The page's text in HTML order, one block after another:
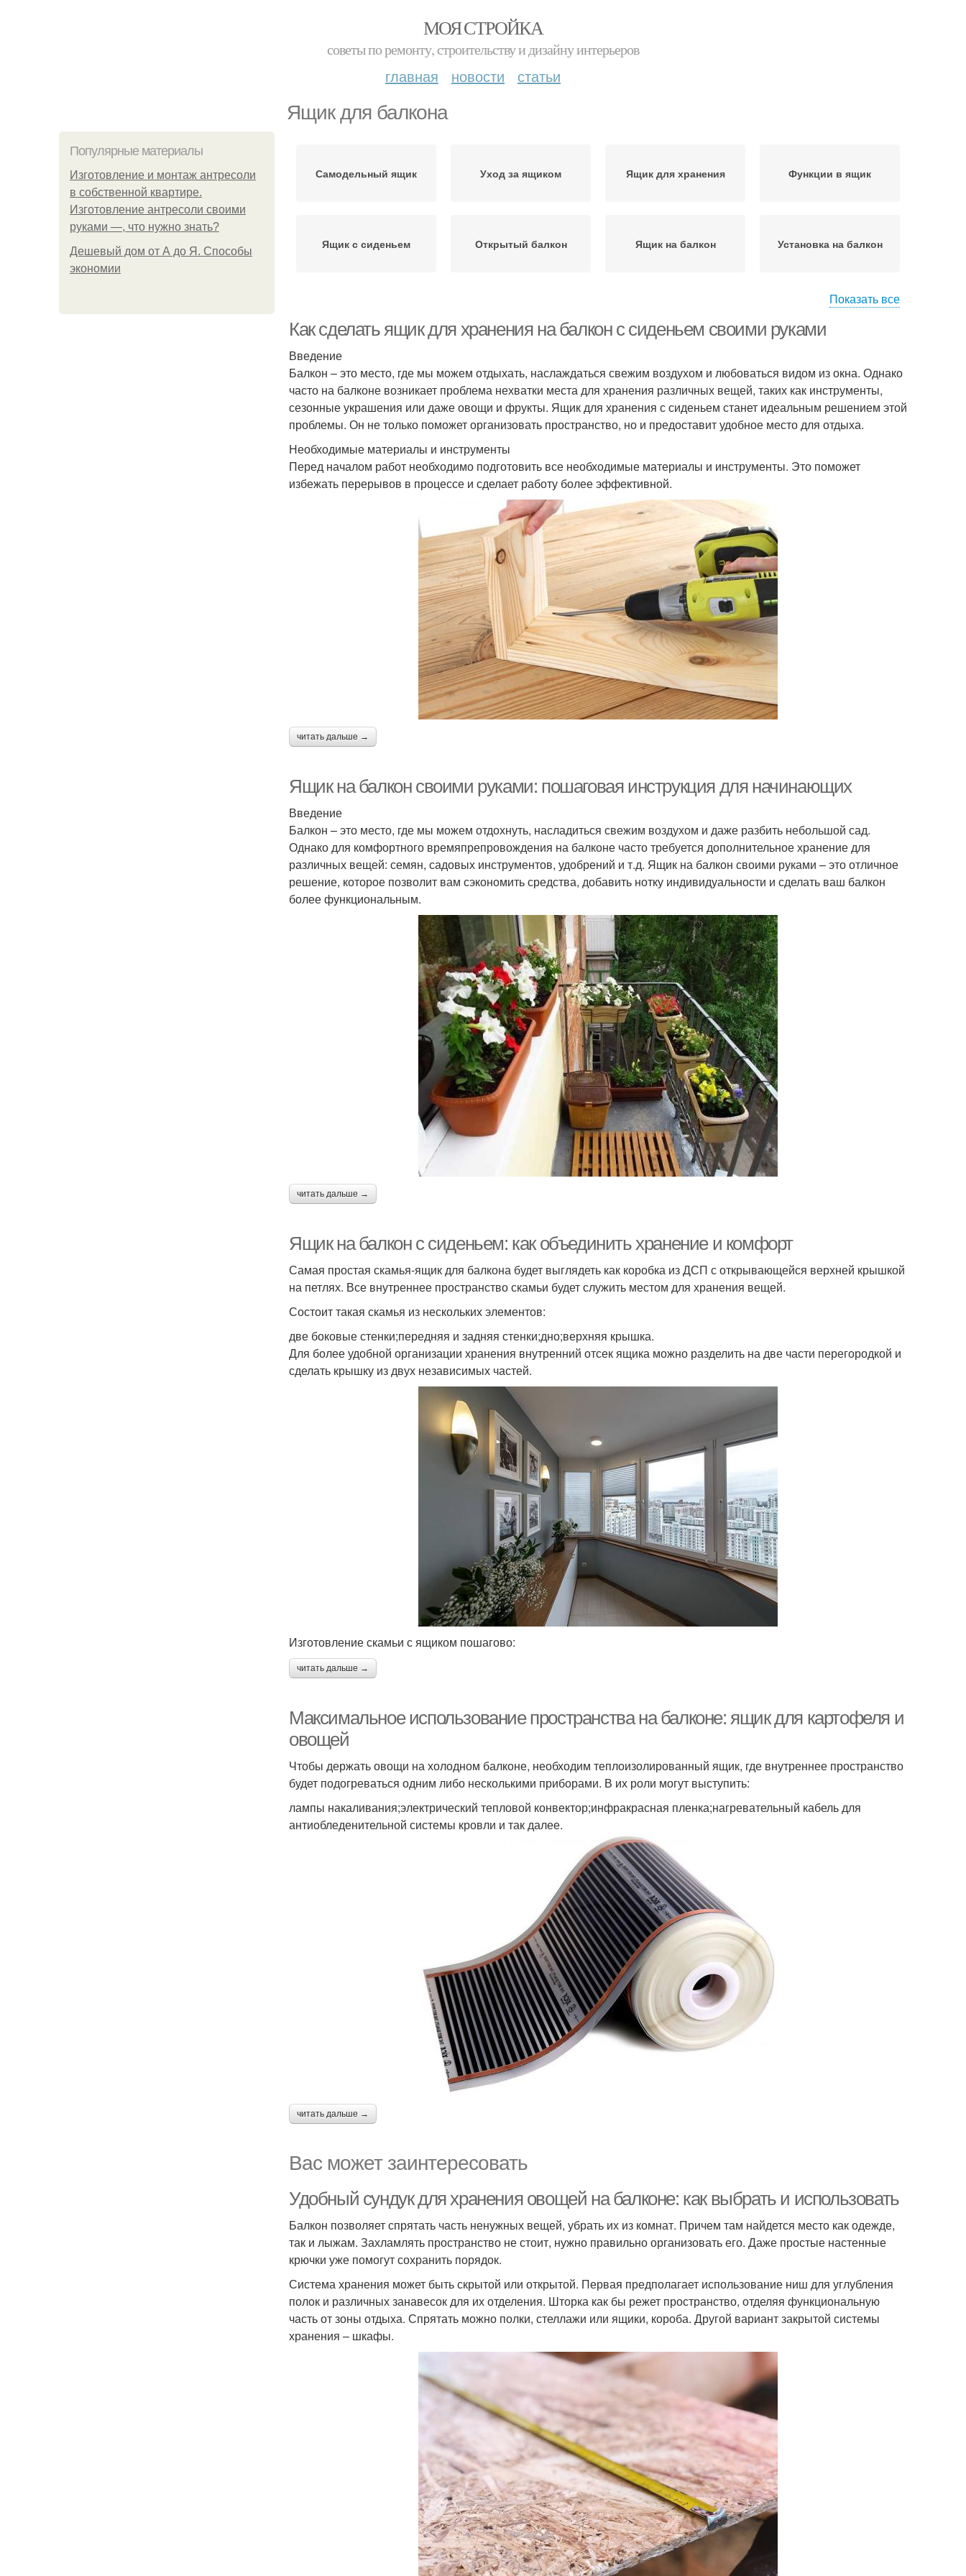
МОЯ СТРОЙКА
советы по ремонту, строительству и дизайну интерьеров
главная новости статьи
Ящик для балкона
Популярные материалы
Изготовление и монтаж антресоли
в собственной квартире.
Изготовление антресоли своими
руками —, что нужно знать?
Дешевый дом от А до Я. Способы
экономии
Самодельный ящик Уход за ящиком Ящик для хранения Функции в ящик
Ящик с сиденьем Открытый балкон Ящик на балкон Установка на балкон
балконе
Ящик для овощей Хороший ящик
Показать все
Как сделать ящик для хранения на балкон с сиденьем своими руками
Введение
Балкон – это место, где мы можем отдыхать, наслаждаться свежим воздухом и любоваться видом из окна. Однако
часто на балконе возникает проблема нехватки места для хранения различных вещей, таких как инструменты,
сезонные украшения или даже овощи и фрукты. Ящик для хранения с сиденьем станет идеальным решением этой
проблемы. Он не только поможет организовать пространство, но и предоставит удобное место для отдыха.
Необходимые материалы и инструменты
Перед началом работ необходимо подготовить все необходимые материалы и инструменты. Это поможет
избежать перерывов в процессе и сделает работу более эффективной.
читать дальше →
Ящик на балкон своими руками: пошаговая инструкция для начинающих
Введение
Балкон – это место, где мы можем отдохнуть, насладиться свежим воздухом и даже разбить небольшой сад.
Однако для комфортного времяпрепровождения на балконе часто требуется дополнительное хранение для
различных вещей: семян, садовых инструментов, удобрений и т.д. Ящик на балкон своими руками – это отличное
решение, которое позволит вам сэкономить средства, добавить нотку индивидуальности и сделать ваш балкон
более функциональным.
читать дальше →
Ящик на балкон с сиденьем: как объединить хранение и комфорт
Самая простая скамья-ящик для балкона будет выглядеть как коробка из ДСП с открывающейся верхней крышкой
на петлях. Все внутреннее пространство скамьи будет служить местом для хранения вещей.
Состоит такая скамья из нескольких элементов:
две боковые стенки;передняя и задняя стенки;дно;верхняя крышка.
Для более удобной организации хранения внутренний отсек ящика можно разделить на две части перегородкой и
сделать крышку из двух независимых частей.
Изготовление скамьи с ящиком пошагово:
читать дальше →
Максимальное использование пространства на балконе: ящик для картофеля и
овощей
Чтобы держать овощи на холодном балконе, необходим теплоизолированный ящик, где внутреннее пространство
будет подогреваться одним либо несколькими приборами. В их роли могут выступить:
лампы накаливания;электрический тепловой конвектор;инфракрасная пленка;нагревательный кабель для
антиобледенительной системы кровли и так далее.
читать дальше →
Вас может заинтересовать
Удобный сундук для хранения овощей на балконе: как выбрать и использовать
Балкон позволяет спрятать часть ненужных вещей, убрать их из комнат. Причем там найдется место как одежде,
так и лыжам. Захламлять пространство не стоит, нужно правильно организовать его. Даже простые настенные
крючки уже помогут сохранить порядок.
Система хранения может быть скрытой или открытой. Первая предполагает использование ниш для углубления
полок и различных занавесок для их отделения. Шторка как бы режет пространство, отделяя функциональную
часть от зоны отдыха. Спрятать можно полки, стеллажи или ящики, короба. Другой вариант закрытой системы
хранения – шкафы.